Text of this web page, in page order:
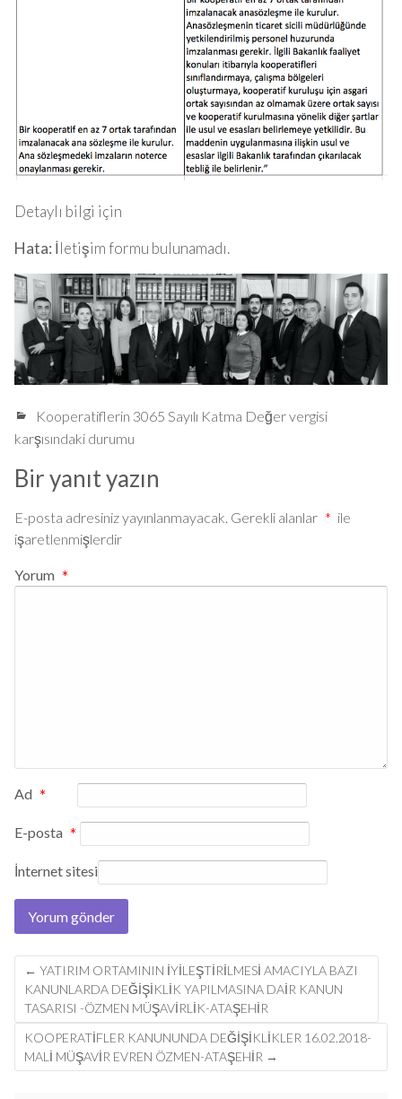
Detaylı bilgi için
Hata: İletişim formu bulunamadı.
Kooperatiflerin 3065 Sayılı Katma Değer vergisi
karşısındaki durumu
Bir yanıt yazın
E-posta adresiniz yayınlanmayacak. Gerekli alanlar * ile
işaretlenmişlerdir
Yorum *
Ad *
E-posta *
İnternet sitesi
Post
navigation
← YATIRIM ORTAMININ İYILEŞTIRILMESI AMACIYLA BAZI
KANUNLARDA DEĞIŞIKLIK YAPILMASINA DAIR KANUN
TASARISI -ÖZMEN MÜŞAVİRLİK-ATAŞEHİR
KOOPERATİFLER KANUNUNDA DEĞİŞİKLİKLER 16.02.2018-
MALİ MÜŞAVİR EVREN ÖZMEN-ATAŞEHİR →